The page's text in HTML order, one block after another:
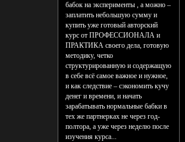
бабок на эксперименты , а можно –
заплатить небольшую сумму и
купить уже готовый авторский
курс от ПРОФЕССИОНАЛА и
ПРАКТИКА своего дела, готовую
методику, четко
структурированную и содержащую
в себе всё самое важное и нужное,
и как следствие – сэкономить кучу
денег и времени, и начать
зарабатывать нормальные бабки в
тех же партнерках не через год-
полтора, а уже через неделю после
изучения курса...